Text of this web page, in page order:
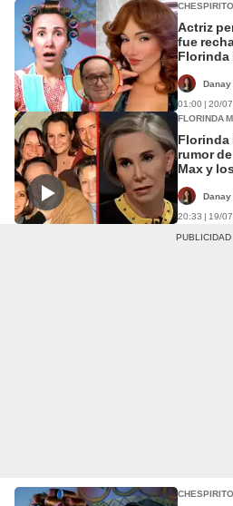
CHESPIRITO
Actriz
fue
Florinda
de miDanay
01:00 | 20/
FLORINDA
Florinda
rumor
Max y
Danay
20:33 | 19/
CHESPIRITO